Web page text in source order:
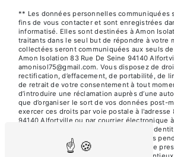
** Les données personnelles communiquées
fins de vous contacter et sont enregistrées
informatisé. Elles sont destinées à Amon
traitants dans le seul but de répondre à votre
collectées seront communiquées aux seuls
Amon Isolation 83 Rue De Seine 94140
amonisol75@gmail.com. Vous disposez de
rectification, d’effacement, de portabilité, de
de retrait de votre consentement à tout
d’introduire une réclamation auprès d’une
que d’organiser le sort de vos données post-
exercer ces droits par voie postale à l'adresse
94140 Alfortville ou par courrier électronique
amonisol75@gmail.com. Un justificatif
demandé. Nous conservons vos données
prise de contact puis pendant la durée de